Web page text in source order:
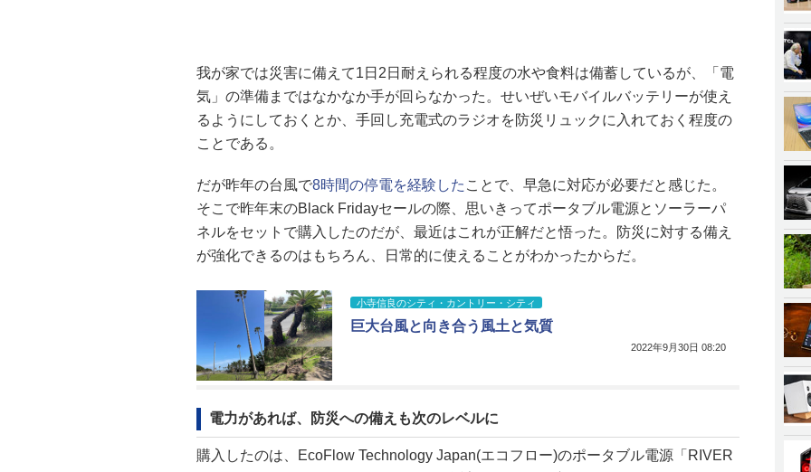
我が家では災害に備えて1日2日耐えられる程度の水や食料は備蓄しているが、「電
気」の準備まではなかなか手が回らなかった。せいぜいモバイルバッテリーが使え
るようにしておくとか、手回し充電式のラジオを防災リュックに入れておく程度の
ことである。
だが昨年の台風で8時間の停電を経験した ことで、早急に対応が必要だと感じた。
そこで昨年末のBlack Fridayセールの際、思いきってポータブル電源とソーラーパ
ネルをセットで購入したのだが、最近はこれが正解だと悟った。防災に対する備え
が強化できるのはもちろん、日常的に使えることがわかったからだ。
小寺信良のシティ・カントリー・シティ
巨大台風と向き合う風土と気質
2022年9月30日 08:20
電力があれば、防災への備えも次のレベルに
購入したのは、EcoFlow Technology Japan(エコフロー)のポータブル電源「RIVER